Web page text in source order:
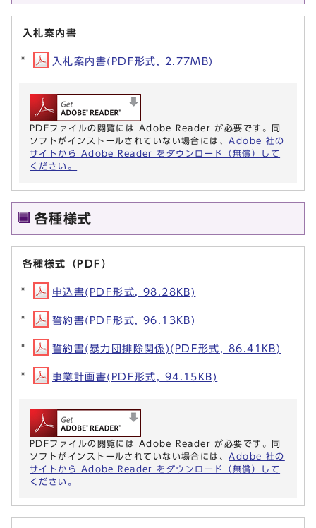
入札案内書
入札案内書(PDF形式, 2.77MB)
PDFファイルの閲覧には Adobe Reader が必要です。同
ソフトがインストールされていない場合には、 Adobe 社の
サイトから Adobe Reader をダウンロード（無償）して
ください。
各種様式
各種様式（PDF）
申込書(PDF形式, 98.28KB)
誓約書(PDF形式, 96.13KB)
誓約書(暴力団排除関係)(PDF形式, 86.41KB)
事業計画書(PDF形式, 94.15KB)
PDFファイルの閲覧には Adobe Reader が必要です。同
ソフトがインストールされていない場合には、 Adobe 社の
サイトから Adobe Reader をダウンロード（無償）して
ください。